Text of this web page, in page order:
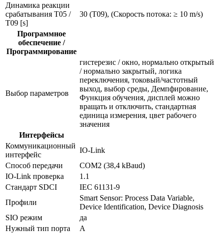
Динамика реакции
срабатывания T05 /
T09 [s]
30 (T09), (Скорость потока: ≥ 10 m/s)
Программное
обеспечение /
Программирование
Выбор параметров
гистерезис / окно, нормально открытый
/ нормально закрытый, логика
переключения, токовый/частотный
выход, выбор среды, Демпфирование,
Функция обучения, дисплей можно
вращать и отключить, стандартная
единица измерения, цвет рабочего
значения
Интерфейсы
Коммуникационный
интерфейс
IO-Link
Способ передачи
COM2 (38,4 kBaud)
IO-Link проверка
1.1
Стандарт SDCI
IEC 61131-9
Профили
Smart Sensor: Process Data Variable,
Device Identification, Device Diagnosis
SIO режим
да
Нужный тип порта
A